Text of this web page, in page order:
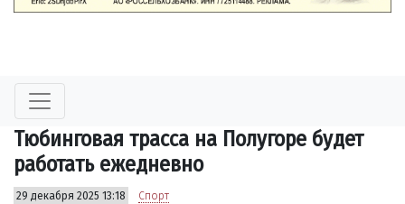
Тюбинговая трасса на Полугоре будет
работать ежедневно
29 декабря 2025 13:18 Спорт